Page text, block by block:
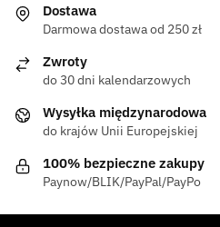
Dostawa
Darmowa dostawa od 250 zł
Zwroty
do 30 dni kalendarzowych
Wysyłka międzynarodowa
do krajów Unii Europejskiej
100% bezpieczne zakupy
Paynow/BLIK/PayPal/PayPo